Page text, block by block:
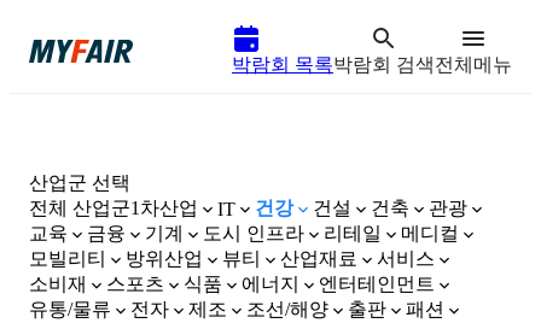
박람회 목록박람회 검색전체메뉴
산업군 선택
전체 산업군1차산업 IT 건강 건설 건축
관광
교육
금융 기계 도시 인프라 리테일
메디컬
모빌리티
방위산업 뷰티 산업재료
서비스
소비재
스포츠 식품 에너지
엔터테인먼트
유통/물류
전자 제조 조선/해양 출판
패션